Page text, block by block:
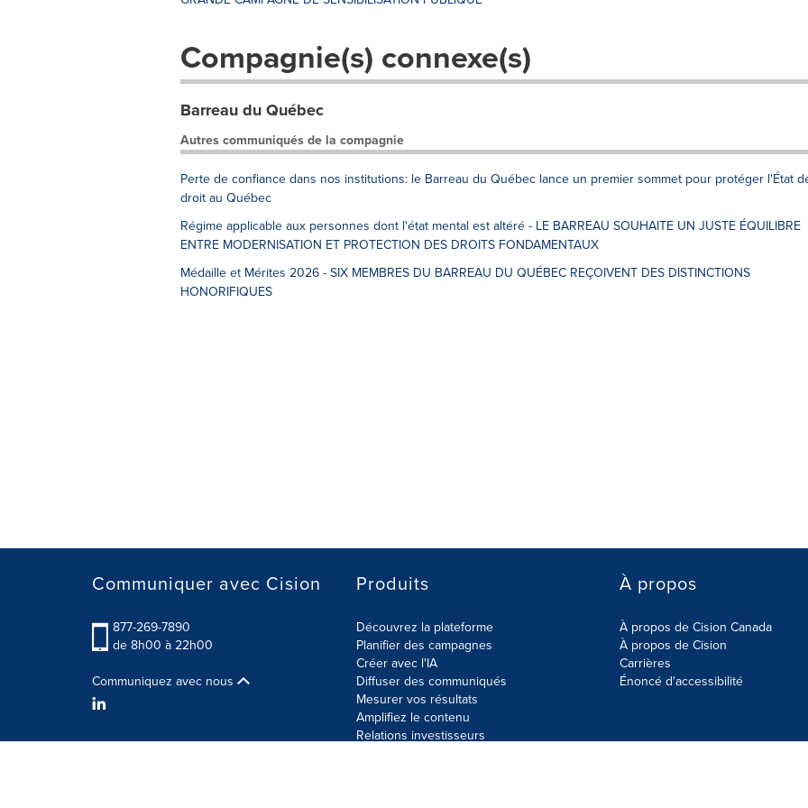
Compagnie(s) connexe(s)
Barreau du Québec
Autres communiqués de la compagnie
Perte de confiance dans nos institutions: le Barreau du Québec lance un premier sommet pour protéger l'État
droit au Québec
Régime applicable aux personnes dont l'état mental est altéré - LE BARREAU SOUHAITE UN JUSTE ÉQUILIBRE
ENTRE MODERNISATION ET PROTECTION DES DROITS FONDAMENTAUX
Médaille et Mérites 2026 - SIX MEMBRES DU BARREAU DU QUÉBEC REÇOIVENT DES DISTINCTIONS
HONORIFIQUES
Communiquer avec Cision
877-269-7890
de 8h00 à 22h00
Communiquez avec nous
Produits
Découvrez la plateforme
Planifier des campagnes
Créer avec l'IA
Diffuser des communiqués
Mesurer vos résultats
Amplifiez le contenu
Relations investisseurs
À propos
À propos de Cision Canada
À propos de Cision
Carrières
Énoncé d'accessibilité